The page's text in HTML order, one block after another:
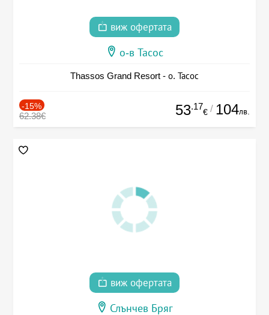
виж офертата
о-в Тасос
Thassos Grand Resort - о. Тасос
-15%
62.38€ 53.17
€ / 104лв.
виж офертата
Слънчев Бряг